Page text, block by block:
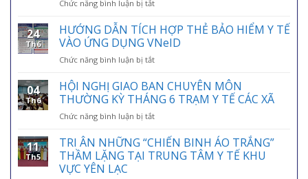
Chức năng bình luận bị tắtở
ỨNG
NGÀY
BẢO
HIỂM
TẾ
VIỆT
01/7:
HIỂM
Y
24
Th6
HƯỚNG DẪN TÍCH HỢP THẺ BẢO HIỂM Y TẾ
VÀO ỨNG DỤNG VNeID
Chức năng bình luận bị tắtở
DẪN
TÍCH
HỢP
THẺ
HIỂM
Y
04
Th6
HỘI NGHỊ GIAO BAN CHUYÊN MÔN
THƯỜNG KỲ THÁNG 6 TRẠM Y TẾ CÁC XÃ
Chức năng bình luận bị tắtở
NGHỊ
GIAO
BAN
11
Th5
TRI ÂN NHỮNG “CHIẾN BINH ÁO TRẮNG”
THẦM LẶNG TẠI TRUNG TÂM Y TẾ KHU
VỰC YÊN LẠC